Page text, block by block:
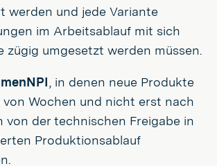
werden und jede Variante
im Arbeitsablauf mit sich
zügig umgesetzt werden müssen.
, in denen neue Produkte
von Wochen und nicht erst nach
von der technischen Freigabe in
Produktionsablauf